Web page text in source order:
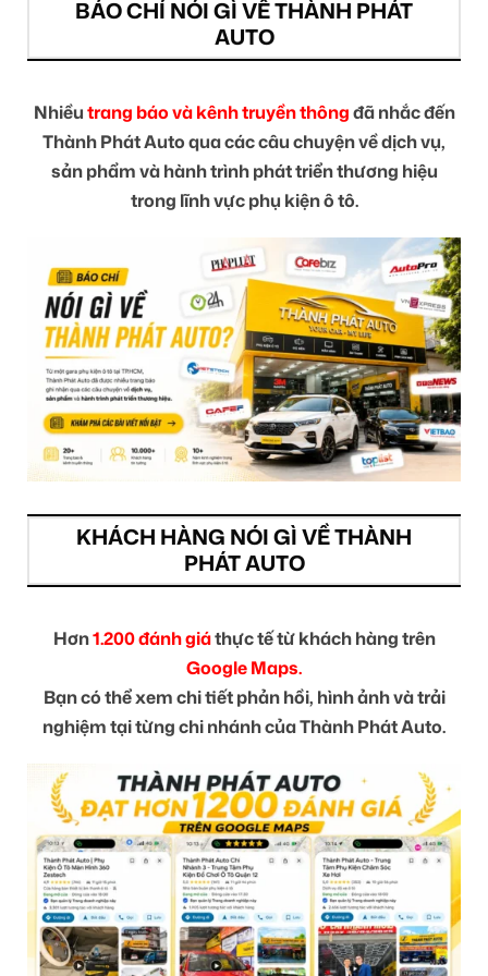
BÁO CHÍ NÓI GÌ VỀ THÀNH PHÁT
AUTO
Nhiềutrang báo và kênh truyền thôngđã nhắc đến
Thành Phát Auto qua các câu chuyện về dịch vụ,
sản phẩm và hành trình phát triển thương hiệu
trong lĩnh vực phụ kiện ô tô.
KHÁCH HÀNG NÓI GÌ VỀ THÀNH
PHÁT AUTO
Hơn1.200 đánh giáthực tế từ khách hàng trên
Google Maps.
Bạn có thể xem chi tiết phản hồi, hình ảnh và trải
nghiệm tại từng chi nhánh của Thành Phát Auto.